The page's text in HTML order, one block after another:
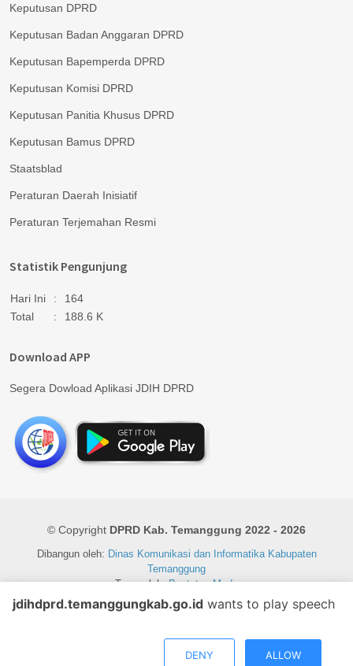
Keputusan DPRD
Keputusan Badan Anggaran DPRD
Keputusan Bapemperda DPRD
Keputusan Komisi DPRD
Keputusan Panitia Khusus DPRD
Keputusan Bamus DPRD
Staatsblad
Peraturan Daerah Inisiatif
Peraturan Terjemahan Resmi
Statistik Pengunjung
Hari Ini :
164
Total
: 188.6 K
Download APP
Segera Dowload Aplikasi JDIH DPRD
© Copyright DPRD Kab. Temanggung 2022 - 2026
Dibangun oleh: Dinas Komunikasi dan Informatika Kabupaten
Temanggung
Tema oleh:BootstrapMade
jdihdprd.temanggungkab.go.id wants to play speech
DENY ALLOW